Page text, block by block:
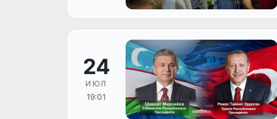
24
ИЮЛ
19:01